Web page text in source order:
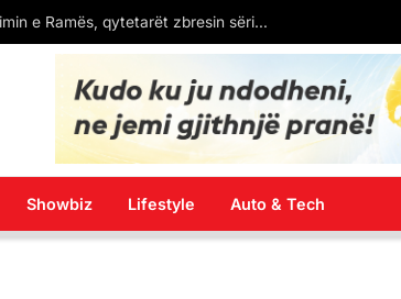
Showbiz Lifestyle Auto & Tech